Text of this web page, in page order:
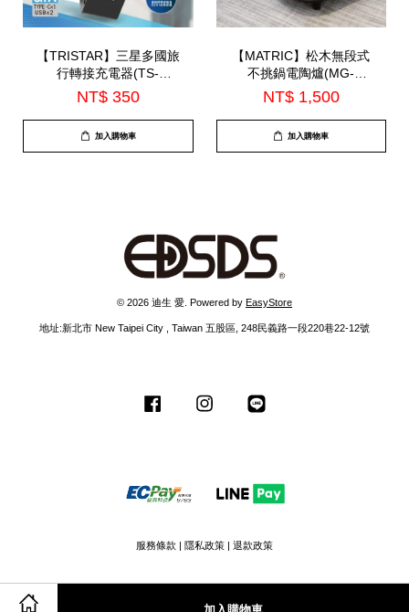
加入購物車
【TRISTAR】三星多國旅
行轉接充電器(TS-
USB181)
NT$ 350
加入購物車
【MATRIC】松木無段式
不挑鍋電陶爐(MG-
HH0913P)
NT$ 1,500
加入購物車
© 2026 迪生 愛. Powered by EasyStore
地址:新北市 New Taipei City , Taiwan 五股區, 248民義路一段220巷22-12號
Facebook Instagram
服務條款 | 隱私政策 | 退款政策